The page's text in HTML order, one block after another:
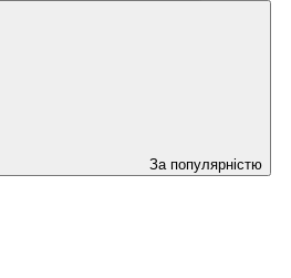
За популярністю